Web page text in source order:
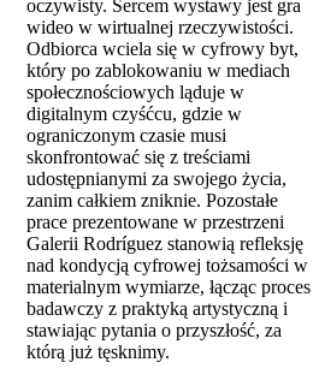
oczywisty. Sercem wystawy jest gra
wideo w wirtualnej rzeczywistości.
Odbiorca wciela się w cyfrowy byt,
który po zablokowaniu w mediach
społecznościowych ląduje w
digitalnym czyśćcu, gdzie w
ograniczonym czasie musi
skonfrontować się z treściami
udostępnianymi za swojego życia,
zanim całkiem zniknie. Pozostałe
prace prezentowane w przestrzeni
Galerii Rodríguez stanowią refleksję
nad kondycją cyfrowej tożsamości w
materialnym wymiarze, łącząc proces
badawczy z praktyką artystyczną i
stawiając pytania o przyszłość, za
którą już tęsknimy.